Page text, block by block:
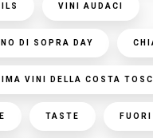
VINI AUDACI
DI SOPRA DAY
VINI DELLA COSTA
TASTE